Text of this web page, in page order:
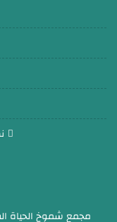
مجمع شموخ الحياة